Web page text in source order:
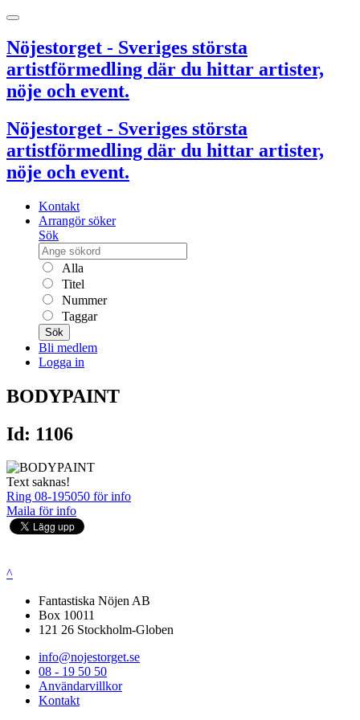
Nöjestorget - Sveriges största
artistförmedling där du hittar artister,
nöje och event.
Nöjestorget - Sveriges största
artistförmedling där du hittar artister,
nöje och event.
Kontakt
Arrangör söker
Sök
Alla
Titel
Nummer
Taggar
Sök
Bli medlem
Logga in
BODYPAINT
Id: 1106
Text saknas!
Ring 08-195050 för info
Maila för info
^
Fantastiska Nöjen AB
Box 10011
121 26 Stockholm-Globen
info@nojestorget.se
08 - 19 50 50
Användarvillkor
Kontakt